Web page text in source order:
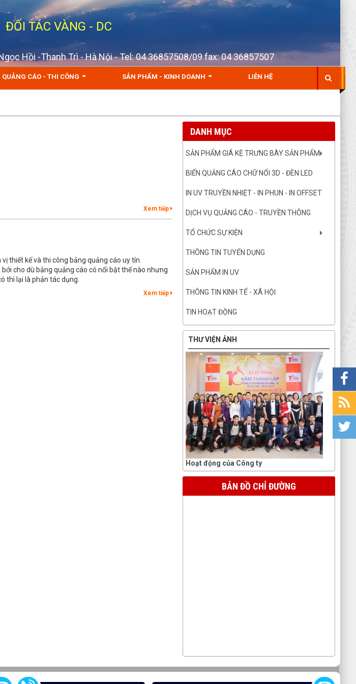
ĐỐI TÁC VÀNG - DC
Hồi -Thanh Trì - Hà Nội - Tel: 04 36857508/09 fax: 04 36857507
QUẢNG CÁO - THI CÔNG SẢN PHẨM - KINH DOANH LIÊN HỆ
Xem tiếp
thiết kế và thi công bảng quảng cáo uy tín.
cho dù bảng quảng cáo có nổi bật thế nào nhưng
thì lại là phản tác dụng.
Xem tiếp
DANH MỤC
SẢN PHẨM GIÁ KỆ TRƯNG BÀY SẢN PHẨM
BIỂN QUẢNG CÁO CHỮ NỔI 3D - ĐÈN LED
IN UV TRUYỀN NHIỆT - IN PHUN - IN OFFSET
DỊCH VỤ QUẢNG CÁO - TRUYỀN THÔNG
TỔ CHỨC SỰ KIỆN
THÔNG TIN TUYỂN DỤNG
SẢN PHẨM IN UV
THÔNG TIN KINH TẾ - XÃ HỘI
TIN HOẠT ĐỘNG
THƯ VIỆN ẢNH
Hoạt động của Công ty
BẢN ĐỒ CHỈ ĐƯỜNG